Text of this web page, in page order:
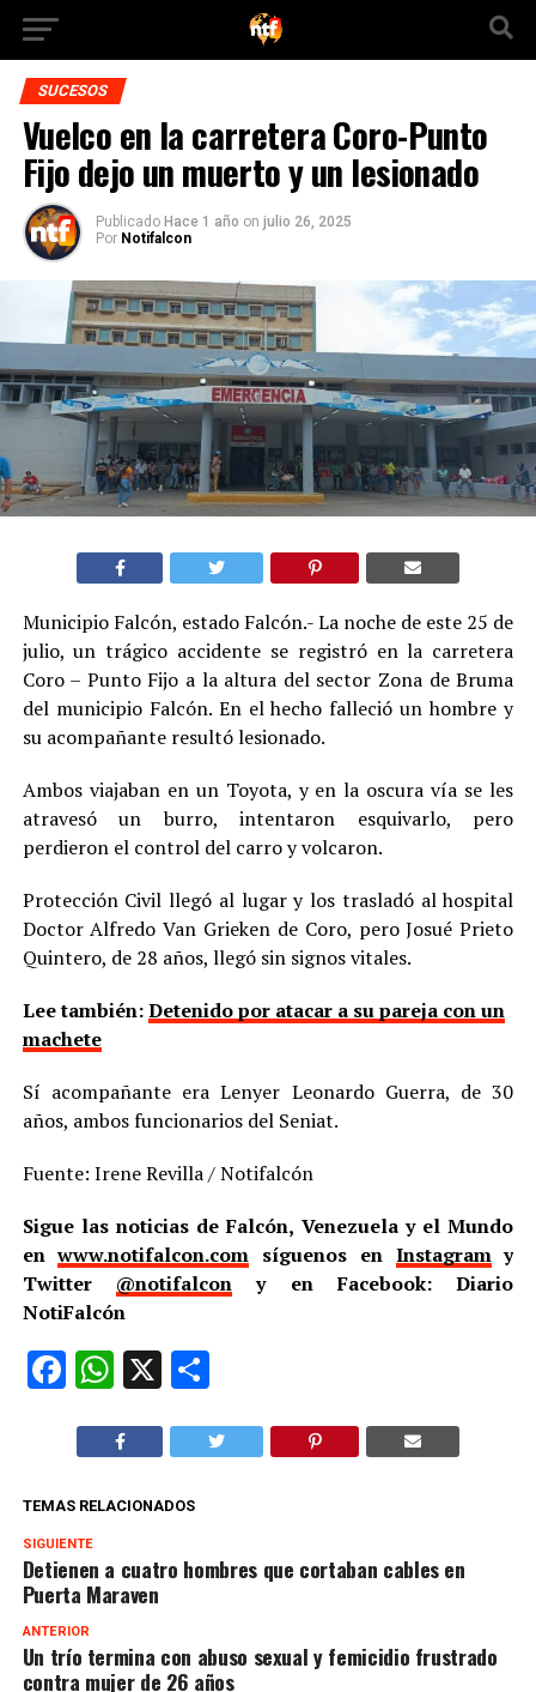
SUCESOS
Vuelco en la carretera Coro-Punto
Fijo dejo un muerto y un lesionado
Publicado Hace 1 año on julio 26, 2025
Por Notifalcon
Municipio Falcón, estado Falcón.- La noche de este 25 de
julio, un trágico accidente se registró en la carretera
Coro – Punto Fijo a la altura del sector Zona de Bruma
del municipio Falcón. En el hecho falleció un hombre y
su acompañante resultó lesionado.
Ambos viajaban en un Toyota, y en la oscura vía se les
atravesó un burro, intentaron esquivarlo, pero
perdieron el control del carro y volcaron.
Protección Civil llegó al lugar y los trasladó al hospital
Doctor Alfredo Van Grieken de Coro, pero Josué Prieto
Quintero, de 28 años, llegó sin signos vitales.
Lee también:Detenido por atacar a su pareja con un
machete
Sí acompañante era Lenyer Leonardo Guerra, de 30
años, ambos funcionarios del Seniat.
Fuente: Irene Revilla / Notifalcón
Sigue las noticias de Falcón, Venezuela y el Mundo
enwww.notifalcon.com síguenos en Instagramy
Twitter @notifalcon y en Facebook: Diario
NotiFalcón
Facebook
WhatsApp
X Compartir
TEMAS RELACIONADOS
SIGUIENTE
Detienen a cuatro hombres que cortaban cables en
Puerta Maraven
ANTERIOR
Un trío termina con abuso sexual y femicidio frustrado
contra mujer de 26 años